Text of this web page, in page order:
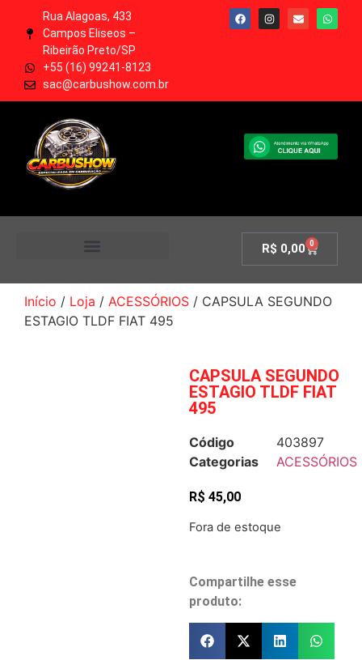
Rua Alagoas, 433
Campos Eliseos –
Ribeirão Preto/SP
+55 (16) 99241-8123
sac@carbushow.com.br
R$ 0,00 0
Início / Loja / ACESSÓRIOS / CAPSULA SEGUNDO
ESTAGIO TLDF FIAT 495
CAPSULA SEGUNDO
ESTAGIO TLDF FIAT
495
Código
403897
Categorias
ACESSÓRIOS
R$ 45,00
Fora de estoque
Compartilhe esse
produto: